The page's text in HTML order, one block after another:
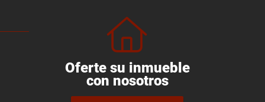
Oferte su inmueble
con nosotros